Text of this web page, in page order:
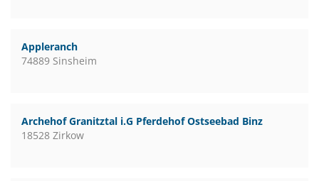
Appleranch
74889 Sinsheim
Archehof Granitztal i.G Pferdehof Ostseebad Binz
18528 Zirkow